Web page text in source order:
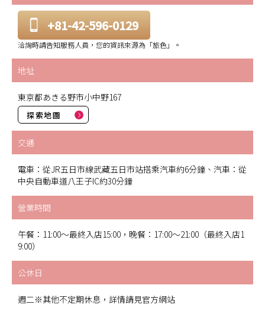
+81-42-596-0129
洽詢時請告知服務人員，您的資訊來源為「旅色」。
地址
東京都あきる野市小中野167
探索地圖
交通
電車：從JR五日市線武藏五日市站搭乘汽車約6分鐘、汽車：從
中央自動車道八王子IC約30分鐘
營業時間
午餐：11:00～最終入店15:00，晚餐：17:00～21:00（最終入店1
9:00）
公休日
週二※其他不定期休息，詳情請見官方網站